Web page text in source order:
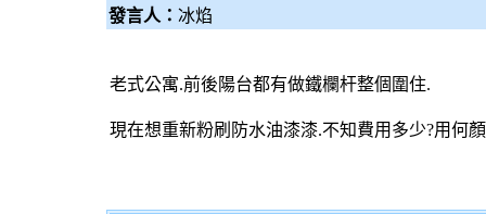
發言人： 冰焰
老式公寓.前後陽台都有做鐵欄杆整個圍住.
現在想重新粉刷防水油漆漆.不知費用多少?用何